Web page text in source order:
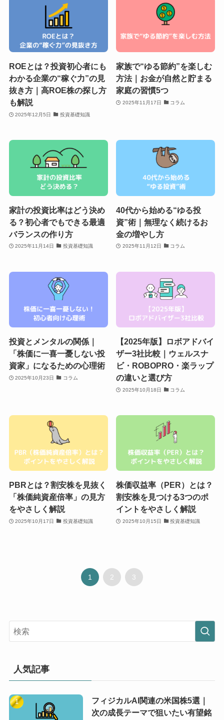
ROEとは？投資初心者にも
わかる企業の“稼ぐ力”の見
抜き方｜高ROE株の探し方
も解説
2025年12月5日 投資基礎知識
家族で“ゆる節約”を楽しむ
方法｜お金が自然と貯まる
家庭の習慣5つ
2025年11月17日 コラム
家計の投資比率はどう決め
る？初心者でもできる最適
バランスの作り方
2025年11月14日 投資基礎知識
40代から始める“ゆる投
資”術｜無理なく続けるお
金の増やし方
2025年11月12日 コラム
投資とメンタルの関係｜
「株価に一喜一憂しない投
資家」になるための心理術
2025年10月23日 コラム
【2025年版】ロボアドバイ
ザー3社比較｜ウェルスナ
ビ・ROBOPRO・楽ラップ
の違いと選び方
2025年10月18日 コラム
PBRとは？割安株を見抜く
「株価純資産倍率」の見方
をやさしく解説
2025年10月17日 投資基礎知識
株価収益率（PER）とは？
割安株を見つける3つのポ
イントをやさしく解説
2025年10月15日 投資基礎知識
1 2 3
人気記事
フィジカルAI関連の米国株5選｜
次の成長テーマで狙いたい有望銘